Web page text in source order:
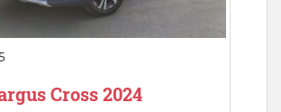
Cross 2024